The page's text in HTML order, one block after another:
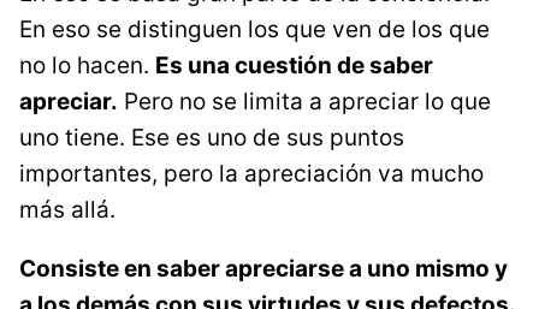
En eso se distinguen los que ven de los que
no lo hacen. Es una cuestión de saber
apreciar. Pero no se limita a apreciar lo que
uno tiene. Ese es uno de sus puntos
importantes, pero la apreciación va mucho
más allá.
Consiste en saber apreciarse a uno mismo y